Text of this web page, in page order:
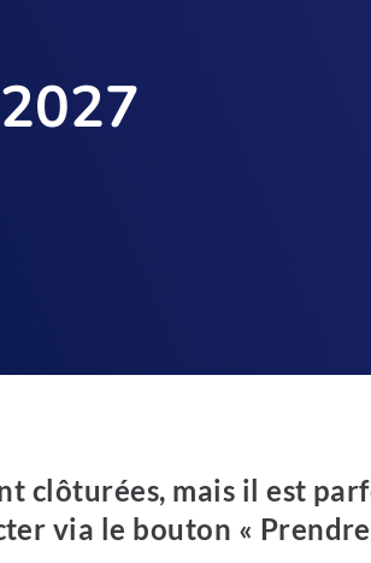
clôturées, mais il est
via le bouton «